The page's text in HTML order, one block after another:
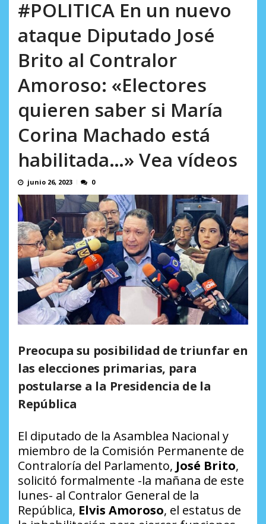
#POLITICA En un nuevo
ataque Diputado José
Brito al Contralor
Amoroso: «Electores
quieren saber si María
Corina Machado está
habilitada…» Vea vídeos
junio 26, 2023 0
Preocupa su posibilidad de triunfar en
las elecciones primarias, para
postularse a la Presidencia de la
República
El diputado de la Asamblea Nacional y
miembro de la Comisión Permanente de
Contraloría del Parlamento, José Brito,
solicitó formalmente -la mañana de este
lunes- al Contralor General de la
República, Elvis Amoroso, el estatus de